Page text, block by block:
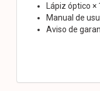
Lápiz óptico ×
Manual de
Aviso de